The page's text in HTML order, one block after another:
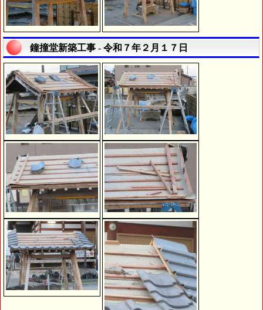
鐘撞堂新築工事 - 令和７年２月１７日